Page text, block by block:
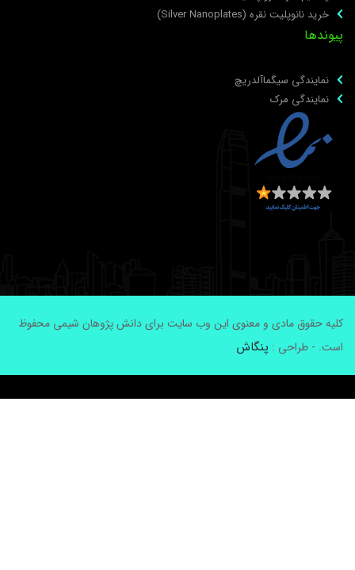
خرید نانوپلیت نقره (Silver Nanoplates)
نمایندگی سیگماآلدریچ
نمایندگی مرک
حقوق مادی و معنوی این وب سایت برای دانش پژوهان شیمی محفوظ
- طراحی :پنگاش